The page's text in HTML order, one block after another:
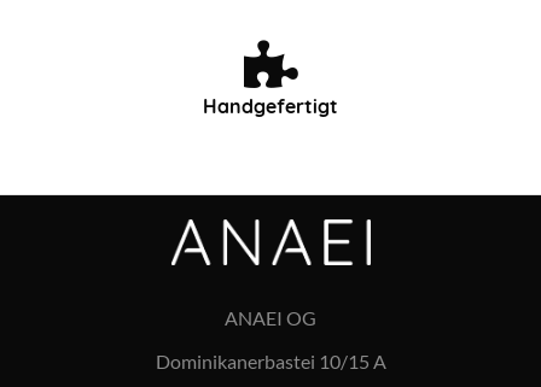
Handgefertigt
ANAEI OG
Dominikanerbastei 10/15 A